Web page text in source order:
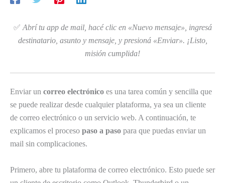
✅ Abrí tu app de mail, hacé clic en «Nuevo mensaje», ingresá
destinatario, asunto y mensaje, y presioná «Enviar». ¡Listo,
misión cumplida!
Enviar un correo electrónico es una tarea común y sencilla que
se puede realizar desde cualquier plataforma, ya sea un cliente
de correo electrónico o un servicio web. A continuación, te
explicamos el proceso paso a paso para que puedas enviar un
mail sin complicaciones.
Primero, abre tu plataforma de correo electrónico. Esto puede ser